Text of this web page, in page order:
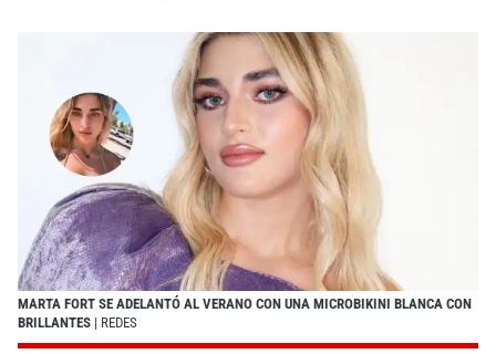
MARTA FORT SE ADELANTÓ AL VERANO CON UNA MICROBIKINI BLANCA CON
BRILLANTES | REDES